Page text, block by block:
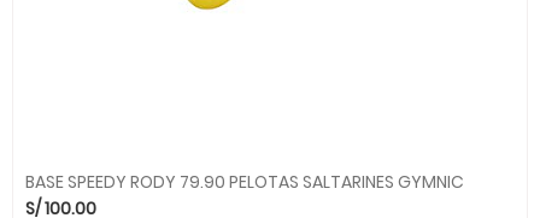
BASE SPEEDY RODY 79.90 PELOTAS SALTARINES GYMNIC
S/100.00